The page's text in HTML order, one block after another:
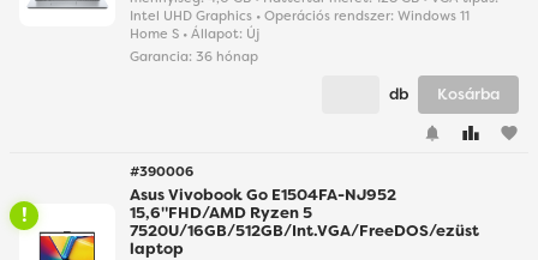
Intel UHD Graphics • Operációs rendszer: Windows 11
Home S • Állapot: Új
Garancia: 36 hónap
favorite
db Kosárba
#390006
Asus Vivobook Go E1504FA-NJ952
15,6"FHD/AMD Ryzen 5
7520U/16GB/512GB/Int.VGA/FreeDOS/ezüst
laptop